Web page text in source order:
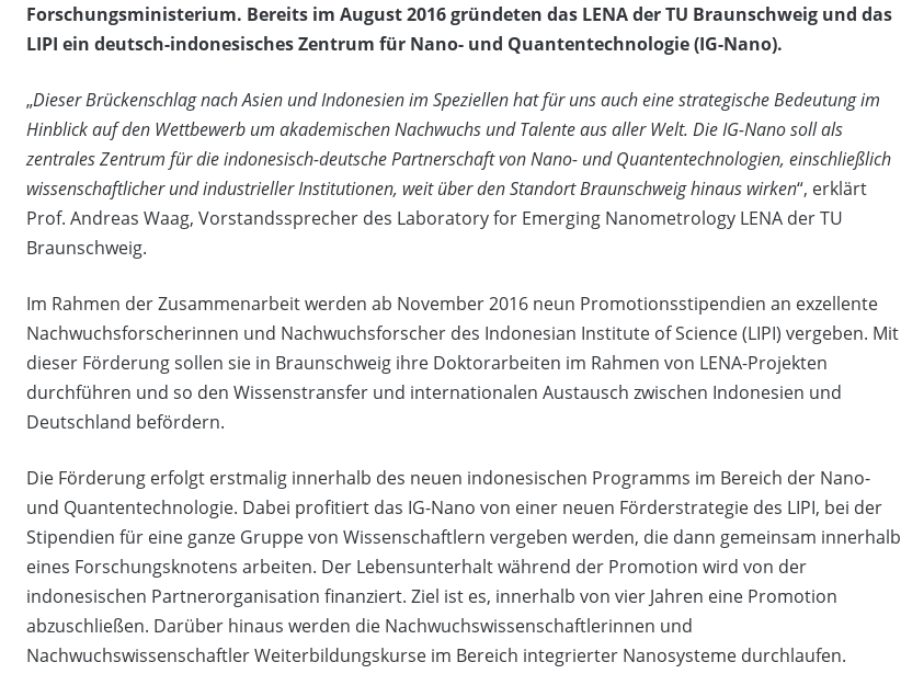
Forschungsministerium. Bereits im August 2016 gründeten das LENA der TU Braunschweig und das
LIPI ein deutsch-indonesisches Zentrum für Nano- und Quantentechnologie (IG-Nano).
„Dieser Brückenschlag nach Asien und Indonesien im Speziellen hat für uns auch eine strategische Bedeutung im
Hinblick auf den Wettbewerb um akademischen Nachwuchs und Talente aus aller Welt. Die IG-Nano soll als
zentrales Zentrum für die indonesisch-deutsche Partnerschaft von Nano- und Quantentechnologien, einschließlich
wissenschaftlicher und industrieller Institutionen, weit über den Standort Braunschweig hinaus wirken“, erklärt
Prof. Andreas Waag, Vorstandssprecher des Laboratory for Emerging Nanometrology LENA der TU
Braunschweig.
Im Rahmen der Zusammenarbeit werden ab November 2016 neun Promotionsstipendien an exzellente
Nachwuchsforscherinnen und Nachwuchsforscher des Indonesian Institute of Science (LIPI) vergeben. Mit
dieser Förderung sollen sie in Braunschweig ihre Doktorarbeiten im Rahmen von LENA-Projekten
durchführen und so den Wissenstransfer und internationalen Austausch zwischen Indonesien und
Deutschland befördern.
Die Förderung erfolgt erstmalig innerhalb des neuen indonesischen Programms im Bereich der Nano-
und Quantentechnologie. Dabei profitiert das IG-Nano von einer neuen Förderstrategie des LIPI, bei der
Stipendien für eine ganze Gruppe von Wissenschaftlern vergeben werden, die dann gemeinsam innerhalb
eines Forschungsknotens arbeiten. Der Lebensunterhalt während der Promotion wird von der
indonesischen Partnerorganisation finanziert. Ziel ist es, innerhalb von vier Jahren eine Promotion
abzuschließen. Darüber hinaus werden die Nachwuchswissenschaftlerinnen und
Nachwuchswissenschaftler Weiterbildungskurse im Bereich integrierter Nanosysteme durchlaufen.